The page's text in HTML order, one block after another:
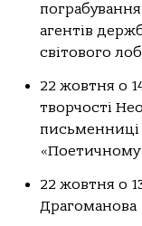
агентів
світового
22 жовтня о
творчості
письменниці
«Поетичному
22 жовтня о
Драгоманова